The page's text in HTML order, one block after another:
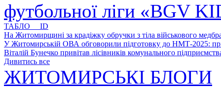
футбольної ліги «BGV
ТАБЛО ID
На Житомирщині за крадіжку обручки з тіла військового
У Житомирській ОВА обговорили підготовку до НМТ-2025:
Віталій Бунечко привітав лісівників комунального
Дивитись все
ЖИТОМИРСЬКІ БЛОГИ